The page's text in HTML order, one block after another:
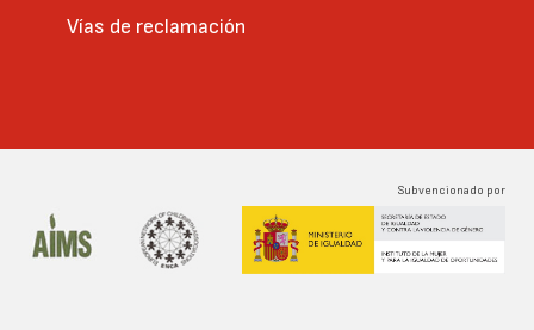
Vías de reclamación
Subvencionado por